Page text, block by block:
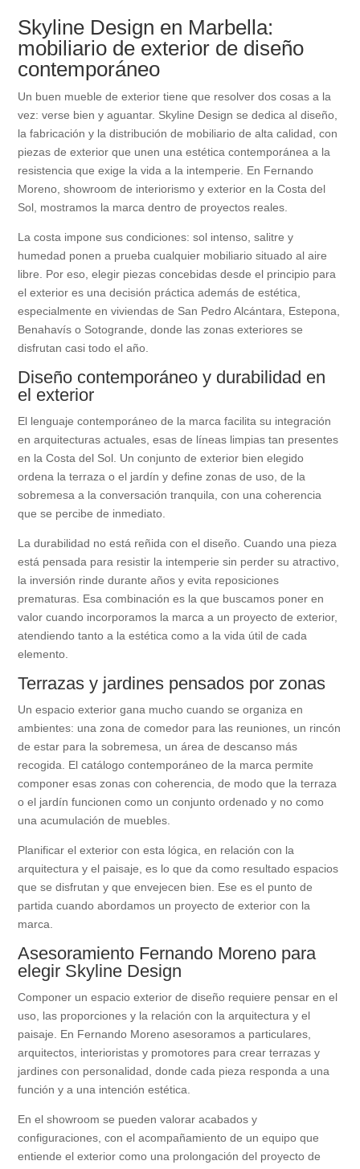
Skyline Design en Marbella:
mobiliario de exterior de diseño
contemporáneo
Un buen mueble de exterior tiene que resolver dos cosas a la
vez: verse bien y aguantar. Skyline Design se dedica al diseño,
la fabricación y la distribución de mobiliario de alta calidad, con
piezas de exterior que unen una estética contemporánea a la
resistencia que exige la vida a la intemperie. En Fernando
Moreno, showroom de interiorismo y exterior en la Costa del
Sol, mostramos la marca dentro de proyectos reales.
La costa impone sus condiciones: sol intenso, salitre y
humedad ponen a prueba cualquier mobiliario situado al aire
libre. Por eso, elegir piezas concebidas desde el principio para
el exterior es una decisión práctica además de estética,
especialmente en viviendas de San Pedro Alcántara, Estepona,
Benahavís o Sotogrande, donde las zonas exteriores se
disfrutan casi todo el año.
Diseño contemporáneo y durabilidad en
el exterior
El lenguaje contemporáneo de la marca facilita su integración
en arquitecturas actuales, esas de líneas limpias tan presentes
en la Costa del Sol. Un conjunto de exterior bien elegido
ordena la terraza o el jardín y define zonas de uso, de la
sobremesa a la conversación tranquila, con una coherencia
que se percibe de inmediato.
La durabilidad no está reñida con el diseño. Cuando una pieza
está pensada para resistir la intemperie sin perder su atractivo,
la inversión rinde durante años y evita reposiciones
prematuras. Esa combinación es la que buscamos poner en
valor cuando incorporamos la marca a un proyecto de exterior,
atendiendo tanto a la estética como a la vida útil de cada
elemento.
Terrazas y jardines pensados por zonas
Un espacio exterior gana mucho cuando se organiza en
ambientes: una zona de comedor para las reuniones, un rincón
de estar para la sobremesa, un área de descanso más
recogida. El catálogo contemporáneo de la marca permite
componer esas zonas con coherencia, de modo que la terraza
o el jardín funcionen como un conjunto ordenado y no como
una acumulación de muebles.
Planificar el exterior con esta lógica, en relación con la
arquitectura y el paisaje, es lo que da como resultado espacios
que se disfrutan y que envejecen bien. Ese es el punto de
partida cuando abordamos un proyecto de exterior con la
marca.
Asesoramiento Fernando Moreno para
elegir Skyline Design
Componer un espacio exterior de diseño requiere pensar en el
uso, las proporciones y la relación con la arquitectura y el
paisaje. En Fernando Moreno asesoramos a particulares,
arquitectos, interioristas y promotores para crear terrazas y
jardines con personalidad, donde cada pieza responda a una
función y a una intención estética.
En el showroom se pueden valorar acabados y
configuraciones, con el acompañamiento de un equipo que
entiende el exterior como una prolongación del proyecto de